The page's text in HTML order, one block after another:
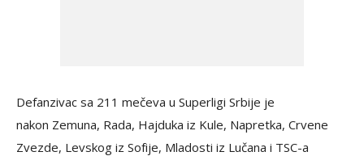
Defanzivac sa 211 mečeva u Superligi Srbije je
nakon Zemuna, Rada, Hajduka iz Kule, Napretka, Crvene
Zvezde, Levskog iz Sofije, Mladosti iz Lučana i TSC-a